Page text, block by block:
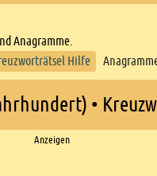
Anagramme.
Hilfe
•
Anzeigen